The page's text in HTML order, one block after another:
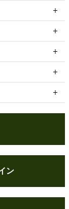
ン